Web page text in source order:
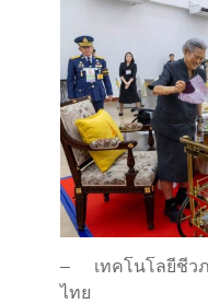
– เทคโนโลยีชีวภ
ไทย